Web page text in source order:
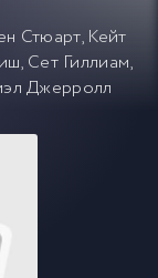
Стюарт, Кейт
, Сет Гиллиам,
Джерролл